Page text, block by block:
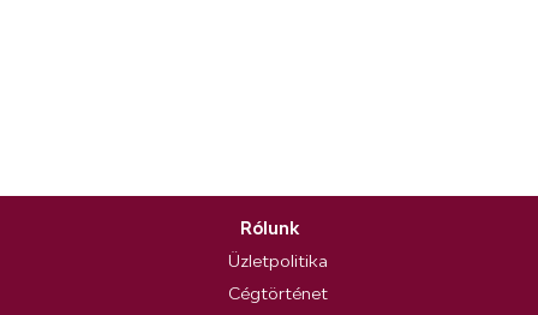
Rólunk
Üzletpolitika
Cégtörténet